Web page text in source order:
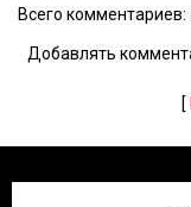
Всего комментариев:
Добавлять
[